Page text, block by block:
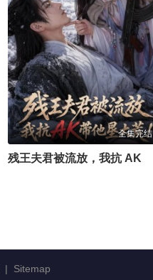
全集完结
| Sitemap